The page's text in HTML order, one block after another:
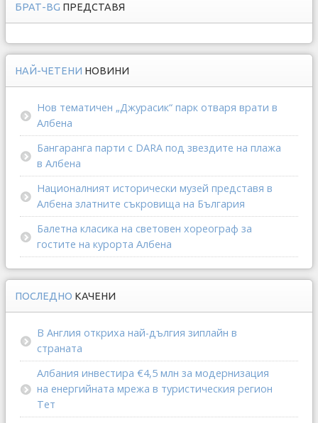
БРАТ-BG ПРЕДСТАВЯ
НАЙ-ЧЕТЕНИ НОВИНИ
Нов тематичен „Джурасик“ парк отваря врати в
Албена
Бангаранга парти с DARA под звездите на плажа
в Албена
Националният исторически музей представя в
Албена златните съкровища на България
Балетна класика на световен хореограф за
гостите на курорта Албена
ПОСЛЕДНО КАЧЕНИ
В Англия откриха най-дългия зиплайн в
страната
Албания инвестира €4,5 млн за модернизация
на енергийната мрежа в туристическия регион
Тет